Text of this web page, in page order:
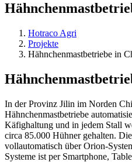
Hotraco Agri
Projekte
Hähnchenmastbetriebe in
In der Provinz Jilin im Norden
Hähnchenmastbetriebe
Käfighaltung und in jedem Stall
circa 85.000 Hühner gehalten.
vollautomatisch über Orion-
Systeme ist per Smartphone,